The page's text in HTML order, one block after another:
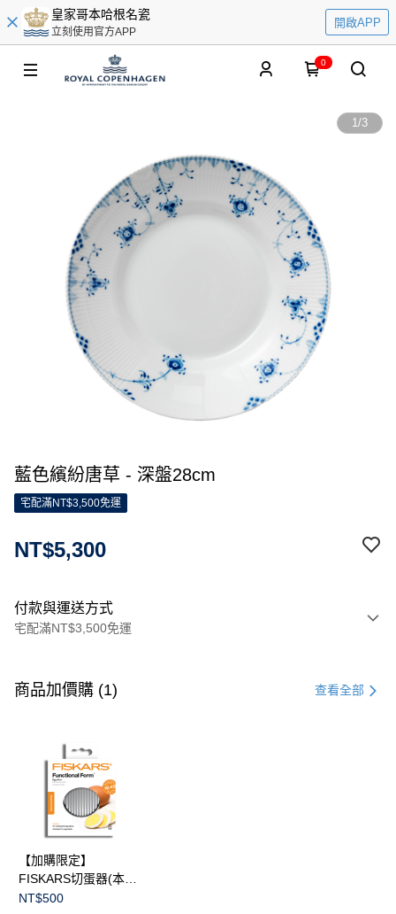
皇家哥本哈根名瓷
立刻使用官方APP
開啟APP
0
1/3
藍色繽紛唐草 - 深盤28cm
宅配滿NT$3,500免運
NT$5,300
付款與運送方式
宅配滿NT$3,500免運
信用卡一次付款
3 期 0 利率 每期
合作金庫商業銀行
華南商業銀行
上海商業儲蓄銀行
國泰世華商業銀行
臺灣中小企業銀行
匯豐（台灣）商業銀行
聯邦商業銀行
元大商業銀行
LINE Pay
Apple Pay
運送方式
黑貓宅急便
商品加價購 (1) 查看全部
【加購限定】
FISKARS切蛋器(本商
品不提供破損保證)
NT$500